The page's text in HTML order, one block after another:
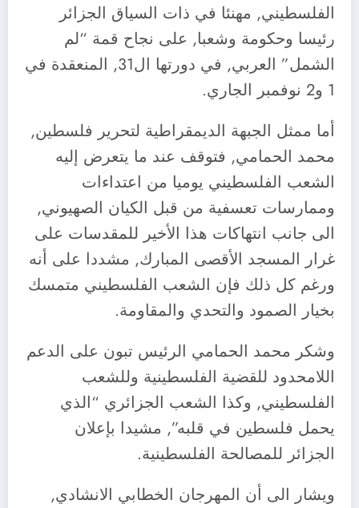
الفلسطيني, مهنئا في ذات السياق الجزائر
رئيسا وحكومة وشعبا, على نجاح قمة “لم
الشمل” العربي, في دورتها ال31, المنعقدة في
1 و2 نوفمبر الجاري.
أما ممثل الجبهة الديمقراطية لتحرير فلسطين,
محمد الحمامي, فتوقف عند ما يتعرض إليه
الشعب الفلسطيني يوميا من اعتداءات
وممارسات تعسفية من قبل الكيان الصهيوني,
الى جانب انتهاكات هذا الأخير للمقدسات على
غرار المسجد الأقصى المبارك, مشددا على أنه
ورغم كل ذلك فإن الشعب الفلسطيني متمسك
بخيار الصمود والتحدي والمقاومة.
وشكر محمد الحمامي الرئيس تبون على الدعم
اللامحدود للقضية الفلسطينية وللشعب
الفلسطيني, وكذا الشعب الجزائري “الذي
يحمل فلسطين في قلبه”, مشيدا بإعلان
الجزائر للمصالحة الفلسطينية.
ويشار الى أن المهرجان الخطابي الانشادي,